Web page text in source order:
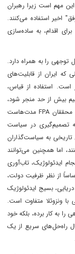
مهم است زیرا رهبران
اخیر استفاده می‌کنند.
اقدام، به ساده‌سازی
توجهی را به همراه دارد.
که ایران از قابلیت‌های
است. استفاده از قیاس،
بیش از حد منجر شود،
زمانی که تفاوت‌های ساختاری نادیده گرفته می‌شوند. محققان FPA مدت‌هاست
تصمیم‌گیری در سیاست
به سیاست‌گذاران
اما همچنین می‌توانند
ایدئولوژیک، تاب‌آوری
از نظر ظرفیت دولت،
بسیج ایدئولوژیک
با ونزوئلا متفاوت است.
به کار برده، بلکه خود
راه‌حل‌های سریع از یک